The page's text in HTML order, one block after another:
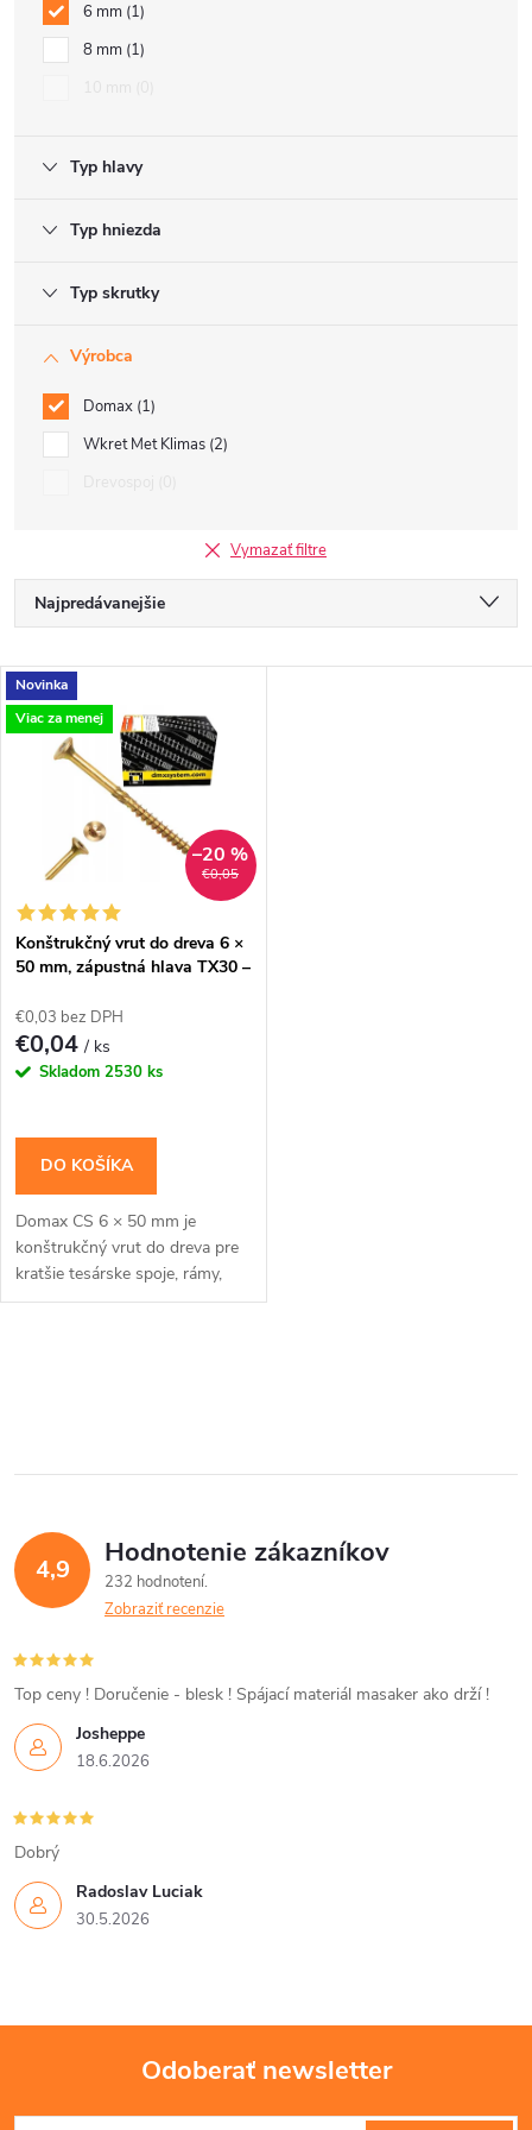
6 mm 1
8 mm 1
Typ hlavy
Typ hniezda
Typ skrutky
Výrobca
Domax 1
Wkret Met Klimas 2
Vymazať filtre
R
a
d
i
e
p
r
o
d
u
k
Najpredávanejšie
Najlacnejšie
Najdrahšie
Abecedne
V
ý
s
p
r
u
k
v
Novinka
Viac za menej
€0,05
–20 %
Konštrukčný vrut do dreva 6 ×
50 mm, zápustná hlava TX30 –
€0,03 bez DPH
€0,04/ ks
Skladom 2530 ks
DO KOŠÍKA
Domax CS 6 × 50 mm je
konštrukčný vrut do dreva pre
kratšie tesárske spoje, rámy,
dosky a laty s rovným
l
d
a
c
i
e
p
r
v
k
v
4,9 Hodnotenie zákazníkov
232 hodnotení
Zobraziť recenzie
Josheppe
18.6.2026
Top ceny ! Doručenie - blesk ! Spájací materiál masaker ako drží !
Radoslav Luciak
30.5.2026
Dobrý
Odoberať newsletter